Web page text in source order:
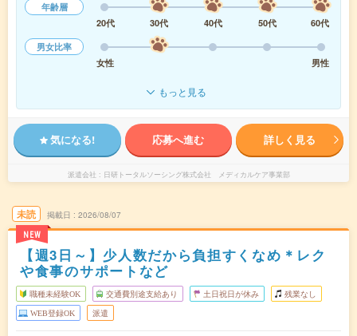
年齢層
20代
30代 40代 50代
60代
男女比率
女性
男性
もっと見る
気になる! 応募へ進む 詳しく見る
派遣会社 日研トータルソーシング株式会社 メディカルケア事業部
未読
NEW
掲載日 2026/08/07
【週3日～】少人数だから負担すくなめ＊レク
や食事のサポートなど
職種未経験OK 交通費別途支給あり 土日祝日が休み 残業なし
WEB登録OK 派遣